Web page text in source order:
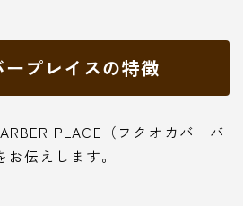
プレイスの特徴
PLACE（フクオカバーバ
伝えします。